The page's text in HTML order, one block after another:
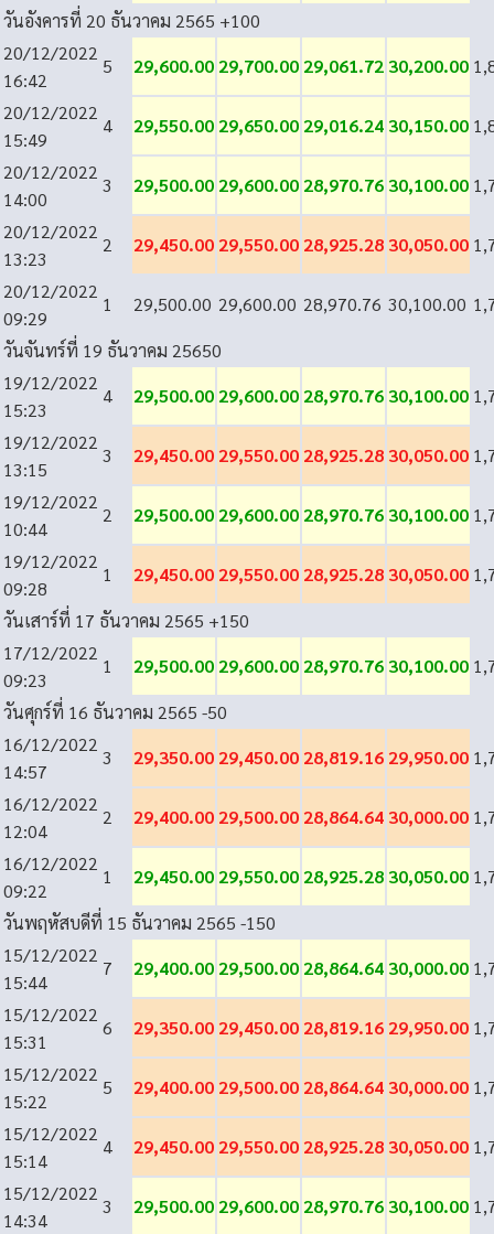
วันอังคารที่ 20 ธันวาคม 2565 +100
20/12/2022
16:42
5 29,600.00 29,700.00 29,061.72 30,200.00
20/12/2022
15:49
4 29,550.00 29,650.00 29,016.24 30,150.00
20/12/2022
14:00
3 29,500.00 29,600.00 28,970.76 30,100.00
20/12/2022
13:23
2 29,450.00 29,550.00 28,925.28 30,050.00
20/12/2022
09:29
1 29,500.00 29,600.00 28,970.76 30,100.00
วันจันทร์ที่ 19 ธันวาคม 25650
19/12/2022
15:23
4 29,500.00 29,600.00 28,970.76 30,100.00
19/12/2022
13:15
3 29,450.00 29,550.00 28,925.28 30,050.00
19/12/2022
10:44
2 29,500.00 29,600.00 28,970.76 30,100.00
19/12/2022
09:28
1 29,450.00 29,550.00 28,925.28 30,050.00
วันเสาร์ที่ 17 ธันวาคม 2565 +150
17/12/2022
09:23
1 29,500.00 29,600.00 28,970.76 30,100.00
วันศุกร์ที่ 16 ธันวาคม 2565 -50
16/12/2022
14:57
3 29,350.00 29,450.00 28,819.16 29,950.00
16/12/2022
12:04
2 29,400.00 29,500.00 28,864.64 30,000.00
16/12/2022
09:22
1 29,450.00 29,550.00 28,925.28 30,050.00
วันพฤหัสบดีที่ 15 ธันวาคม 2565 -150
15/12/2022
15:44
7 29,400.00 29,500.00 28,864.64 30,000.00
15/12/2022
15:31
6 29,350.00 29,450.00 28,819.16 29,950.00
15/12/2022
15:22
5 29,400.00 29,500.00 28,864.64 30,000.00
15/12/2022
15:14
4 29,450.00 29,550.00 28,925.28 30,050.00
15/12/2022
14:34
3 29,500.00 29,600.00 28,970.76 30,100.00